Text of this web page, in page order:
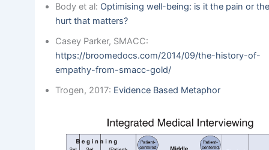
Body et al: Optimising well-being: is it the pain or
hurt that matters?
Casey Parker, SMACC:
https://broomedocs.com/2014/09/the-history-of-
empathy-from-smacc-gold/
Trogen, 2017: Evidence Based Metaphor